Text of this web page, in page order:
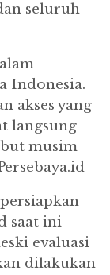
seluruh
Indonesia.
akses yang
langsung
musim
saat ini
evaluasi
dilakukan